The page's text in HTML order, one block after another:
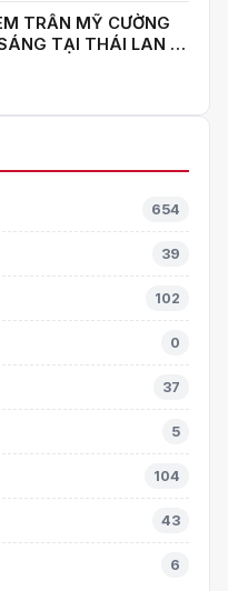
TRẦN MỸ CƯỜNG
TẠI THÁI LAN –
BẠC TOÁN
2026
654
39
102
0
37
5
104
43
6